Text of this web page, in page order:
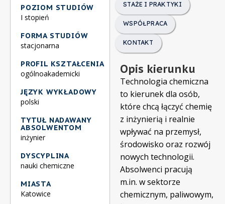
STAŻE I PRAKTYKI
WSPÓŁPRACA
KONTAKT
Opis kierunku
Technologia chemiczna
to kierunek dla osób,
które chcą łączyć chemię
z inżynierią i realnie
wpływać na przemysł,
środowisko oraz rozwój
nowych technologii.
Absolwenci pracują
m.in. w sektorze
chemicznym, paliwowym,
POZIOM STUDIÓW
I stopień
FORMA STUDIÓW
stacjonarna
PROFIL KSZTAŁCENIA
ogólnoakademicki
JĘZYK WYKŁADOWY
polski
TYTUŁ NADAWANY
ABSOLWENTOM
inżynier
DYSCYPLINA
nauki chemiczne
MIASTA
Katowice